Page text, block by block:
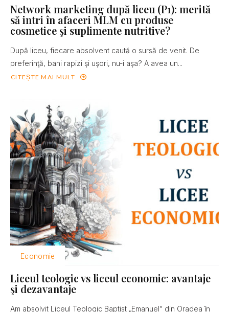
Network marketing după liceu (P1): merită
să intri în afaceri MLM cu produse
cosmetice şi suplimente nutritive?
După liceu, fiecare absolvent caută o sursă de venit. De
preferinţă, bani rapizi şi uşori, nu-i aşa? A avea un...
CITEȘTE MAI MULT
Economie
Liceul teologic vs liceul economic: avantaje
şi dezavantaje
Am absolvit Liceul Teologic Baptist „Emanuel” din Oradea în